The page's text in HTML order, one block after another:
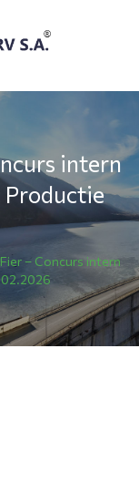
intern
Productie
– Concurs intern